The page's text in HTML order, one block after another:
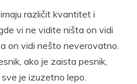
različit kvantitet i
vi ne vidite ništa on vidi
on vidi nešto neverovatno.
ako je zaista pesnik,
je izuzetno lepo.